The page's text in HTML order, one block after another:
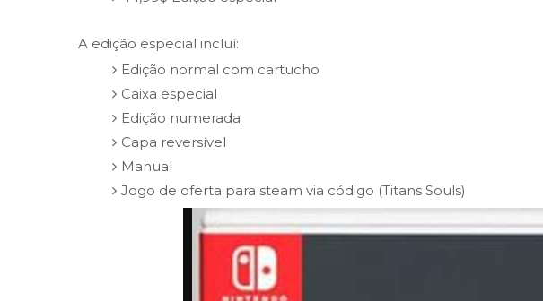
A edição especial incluí:
Edição normal com cartucho
Caixa especial
Edição numerada
Capa reversível
Manual
Jogo de oferta para steam via código (Titans Souls)